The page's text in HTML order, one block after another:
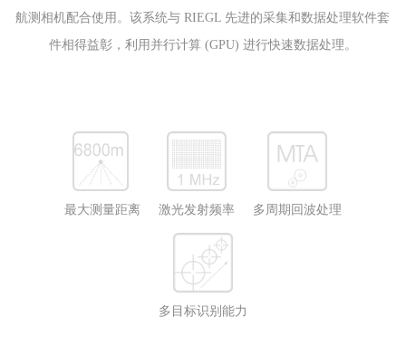
航测相机配合使用。该系统与 RIEGL 先进的采集和数据处理软件套
件相得益彰，利用并行计算 (GPU) 进行快速数据处理。
最大测量距离 激光发射频率 多周期回波处理
多目标识别能力